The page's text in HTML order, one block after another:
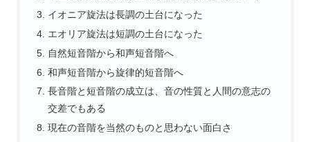
イオニア旋法は長調の土台になった
エオリア旋法は短調の土台になった
自然短音階から和声短音階へ
和声短音階から旋律的短音階へ
長音階と短音階の成立は、音の性質と人間の意志の
交差でもある
現在の音階を当然のものと思わない面白さ